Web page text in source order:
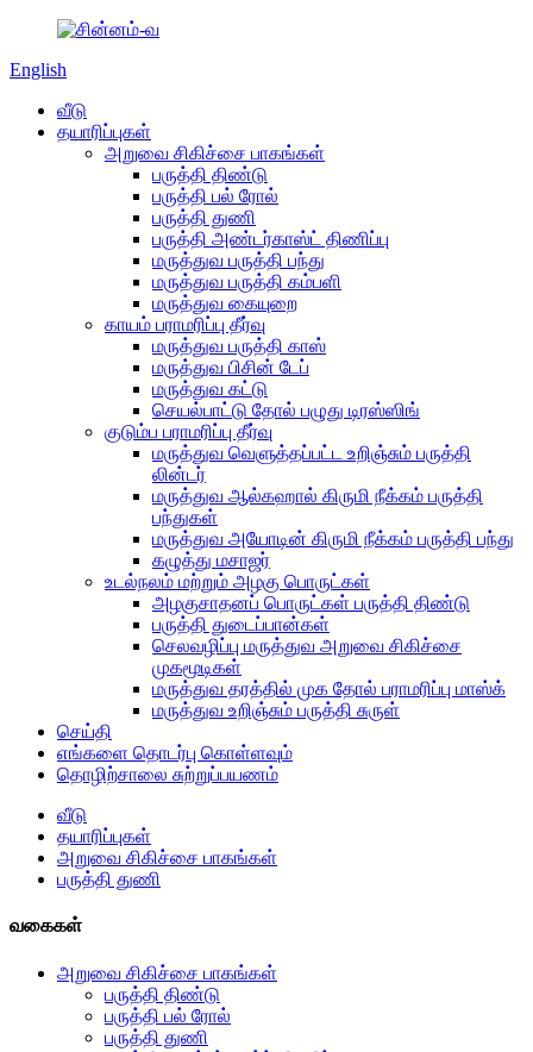
English
வீடு
தயாரிப்புகள்
அறுவை சிகிச்சை பாகங்கள்
பருத்தி திண்டு
பருத்தி பல் ரோல்
பருத்தி துணி
பருத்தி அண்டர்காஸ்ட் திணிப்பு
மருத்துவ பருத்தி பந்து
மருத்துவ பருத்தி கம்பளி
மருத்துவ கையுறை
காயம் பராமரிப்பு தீர்வு
மருத்துவ பருத்தி காஸ்
மருத்துவ பிசின் டேப்
மருத்துவ கட்டு
செயல்பாட்டு தோல் பழுது டிரஸ்ஸிங்
குடும்ப பராமரிப்பு தீர்வு
மருத்துவ வெளுத்தப்பட்ட உறிஞ்சும் பருத்தி
லின்டர்
மருத்துவ ஆல்கஹால் கிருமி நீக்கம் பருத்தி
பந்துகள்
மருத்துவ அயோடின் கிருமி நீக்கம் பருத்தி பந்து
கழுத்து மசாஜர்
உடல்நலம் மற்றும் அழகு பொருட்கள்
அழகுசாதனப் பொருட்கள் பருத்தி திண்டு
பருத்தி துடைப்பான்கள்
செலவழிப்பு மருத்துவ அறுவை சிகிச்சை
முகமூடிகள்
மருத்துவ தரத்தில் முக தோல் பராமரிப்பு மாஸ்க்
மருத்துவ உறிஞ்சும் பருத்தி சுருள்
செய்தி
எங்களை தொடர்பு கொள்ளவும்
தொழிற்சாலை சுற்றுப்பயணம்
வீடு
தயாரிப்புகள்
அறுவை சிகிச்சை பாகங்கள்
பருத்தி துணி
வகைகள்
அறுவை சிகிச்சை பாகங்கள்
பருத்தி திண்டு
பருத்தி பல் ரோல்
பருத்தி துணி